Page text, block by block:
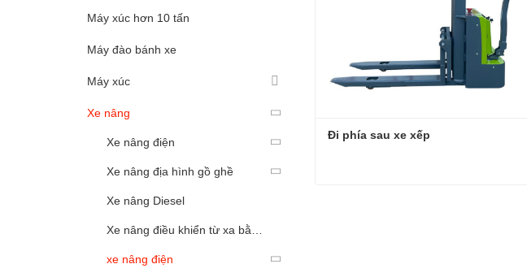
Máy xúc hơn 10 tấn
Máy đào bánh xe
Máy xúc
Xe nâng
Xe nâng điện
Xe nâng địa hình gồ ghề
Xe nâng Diesel
xe nâng điện
Đi phía sau xe xếp